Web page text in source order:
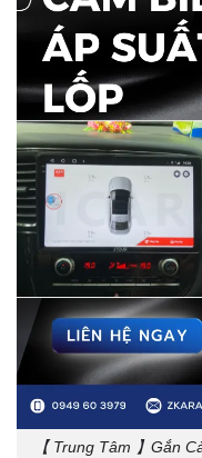
【 Trung Tâm 】Gắn